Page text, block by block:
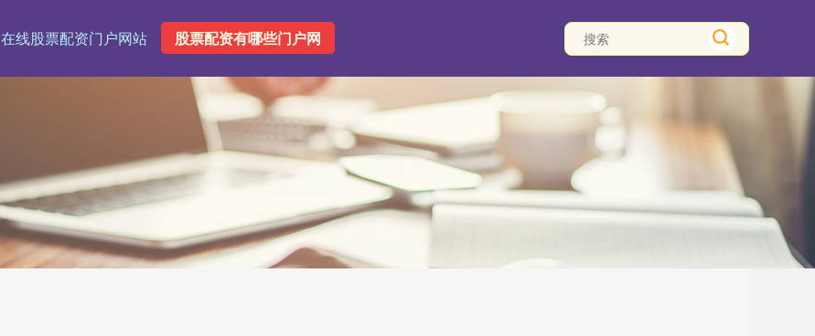
在线股票配资门户网站 股票配资有哪些门户网